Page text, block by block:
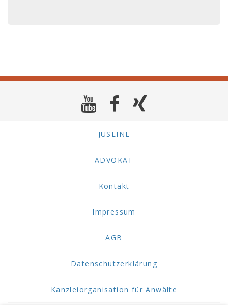
JUSLINE
ADVOKAT
Kontakt
Impressum
AGB
Datenschutzerklärung
Kanzleiorganisation für Anwälte